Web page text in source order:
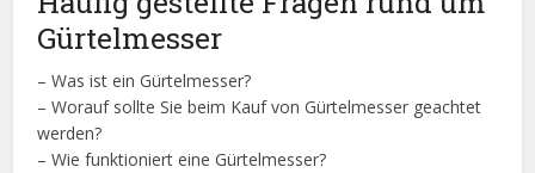
Gürtelmesser
– Was ist ein Gürtelmesser?
– Worauf sollte Sie beim Kauf von Gürtelmesser geachtet
werden?
– Wie funktioniert eine Gürtelmesser?